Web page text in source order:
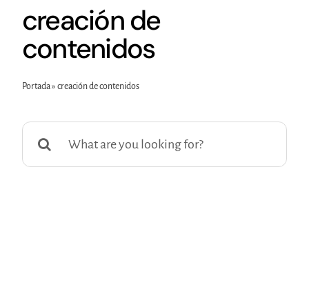
creación de
contenidos
Portada» creación de contenidos
Buscar: